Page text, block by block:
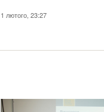
1 лютого, 23:27